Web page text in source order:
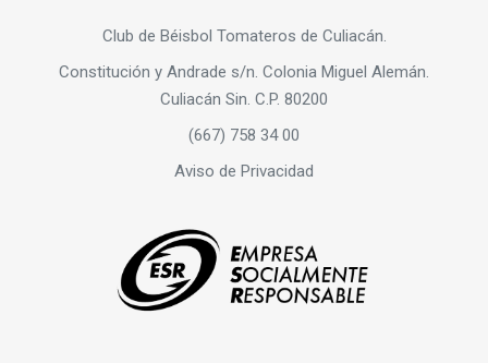
Club de Béisbol Tomateros de Culiacán.
Constitución y Andrade s/n. Colonia Miguel Alemán.
Culiacán Sin. C.P. 80200
(667) 758 34 00
Aviso de Privacidad